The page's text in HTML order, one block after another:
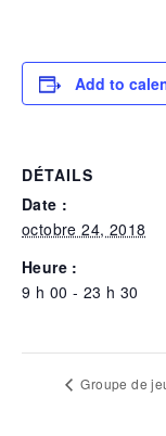
Add to
DÉTAILS
Date :
octobre 24, 2018
Heure :
9 h 00 - 23 h 30
Groupe de